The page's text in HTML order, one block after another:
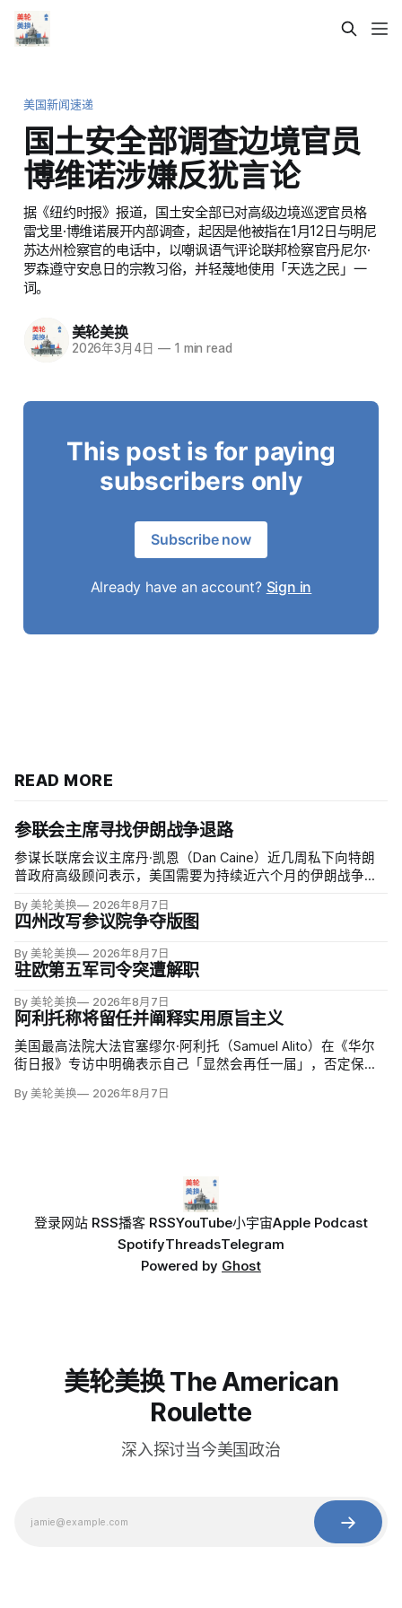
美国新闻速递
国土安全部调查边境官员
博维诺涉嫌反犹言论
据《纽约时报》报道，国土安全部已对高级边境巡逻官员格
雷戈里·博维诺展开内部调查，起因是他被指在1月12日与明尼
苏达州检察官的电话中，以嘲讽语气评论联邦检察官丹尼尔·
罗森遵守安息日的宗教习俗，并轻蔑地使用「天选之民」一
词。
美轮美换
2026年3月4日 —1 min read
This post is for paying
subscribers only
Subscribe now
Already have an account? Sign in
READ MORE
参联会主席寻找伊朗战争退路
参谋长联席会议主席丹·凯恩（Dan Caine）近几周私下向特朗
普政府高级顾问表示，美国需要为持续近六个月的伊朗战争寻
兰接受特朗普设定的目标。
By 美轮美换 2026年8月7日
四州改写参议院争夺版图
By 美轮美换 2026年8月7日
驻欧第五军司令突遭解职
By 美轮美换 2026年8月7日
阿利托称将留任并阐释实用原旨主义
美国最高法院大法官塞缪尔·阿利托（Samuel Alito）在《华尔
街日报》专访中明确表示自己「显然会再任一届」，否定保守
者的呼声。76岁的阿利托称这类催退提醒他生命有限，却也暗
By 美轮美换 2026年8月7日
登录网站 RSS播客 RSSYouTube小宇宙Apple Podcast
SpotifyThreadsTelegram
Powered by Ghost
美轮美换 The American
Roulette
深入探讨当今美国政治